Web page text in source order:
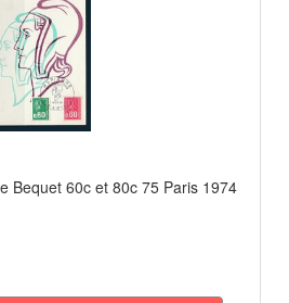
Bequet 60c et 80c 75 Paris 1974